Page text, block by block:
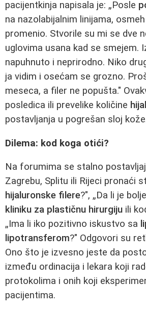
pacijentkinja napisala je: „Posle
na nazolabijalnim linijama,
promenio. Stvorile su mi se dve
uglovima usana kad se smejem.
napuhnuto i neprirodno. Niko
ja vidim i osećam se grozno.
meseca, a filer ne popušta."
posledica ili prevelike količine
postavljanja u pogrešan sloj
Dilema: kod koga otići?
Na forumima se stalno
Zagrebu, Splitu ili Rijeci pronaći
hijaluronske filere?", „Da li je
kliniku za plastičnu hirurgiju ili
„Ima li iko pozitivno iskustvo sa
lipotransferom?" Odgovori su
Ono što je izvesno jeste da
između ordinacija i lekara koji
protokolima i onih koji
pacijentima.